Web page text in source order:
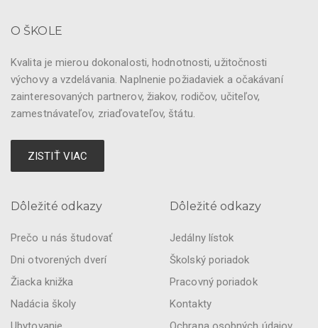
O ŠKOLE
Kvalita je mierou dokonalosti, hodnotnosti, užitočnosti
výchovy a vzdelávania. Naplnenie požiadaviek a očakávaní
zainteresovaných partnerov, žiakov, rodičov, učiteľov,
zamestnávateľov, zriaďovateľov, štátu.
ZISTIŤ VIAC
Dôležité odkazy
Prečo u nás študovať
Dni otvorených dverí
Žiacka knižka
Nadácia školy
Dôležité odkazy
Jedálny lístok
Školský poriadok
Pracovný poriadok
Kontakty